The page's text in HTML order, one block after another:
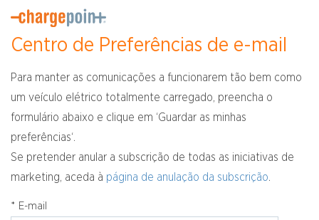
Centro de Preferências de e-mail
Para manter as comunicações a funcionarem tão bem como
um veículo elétrico totalmente carregado, preencha o
formulário abaixo e clique em ‘Guardar as minhas
preferências‘.
Se pretender anular a subscrição de todas as iniciativas de
marketing, aceda à página de anulação da subscrição.
* E-mail